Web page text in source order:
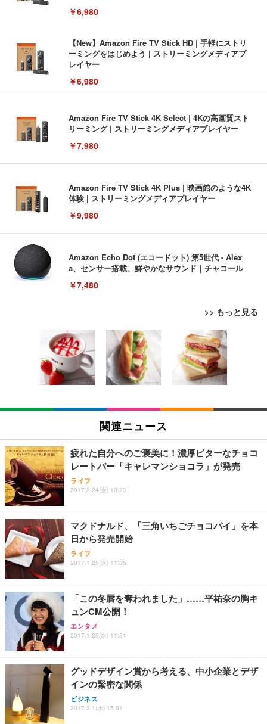
￥6,980
【New】Amazon Fire TV Stick HD | 手軽にストリ
ーミングをはじめよう | ストリーミングメディアプ
レイヤー
￥6,980
Amazon Fire TV Stick 4K Select | 4Kの高画質スト
リーミング | ストリーミングメディアプレイヤー
￥7,980
Amazon Fire TV Stick 4K Plus | 映画館のような4K
体験 | ストリーミングメディアプレイヤー
￥9,980
Amazon Echo Dot (エコードット) 第5世代 - Alex
a、センサー搭載、鮮やかなサウンド｜チャコール
￥7,480
>> もっと見る
[EdoErgo] オフィスチェア 椅子 テレワーク 疲れな
い 跳ね上げ式アームレスト コンパクト 約105度ロッ
キング pc 事務椅子 360度回転 座面昇降 強化ナイロ
ン樹脂ベース 通気性メッシュ 在宅ワーク H-WY01
(黒網+黒枠+黒足)
￥5,699
SIHOO B100 オフィスチェア／デスクチェア メッシ
ュチェア 人間工学 疲れない ブラック
￥27,999
Sezlife オフィスチェア デスクチェア 疲れない テレ
ワーク チェア 強化バックレスト 30度ロッキング機
能 人間工学 椅子 腰サポート 90度跳ね上げ式アーム
務用 おしゃれ パソコンチェア (ブラック)
Sezlife オフィスチェア デスクチェア 疲れない テレ
ワーク チェア 強化バックレスト 30度ロッキング機
能 人間工学 椅子 腰サポート 90度跳ね上げ式アーム
務用 おしゃれ パソコンチェア (ホワイト)
ANDWINT オフィスチェア デスクチェア 肘なし メ
ッシュ 通気性 ランバーサポート付き 腰サポート ガ
ス圧無段階昇降 360度回転 キャスター付き コンパク
EIZO ビジネス向けプレミアムモニター | FlexScan
EV3240X-WT | 31.5型4K UHD・USB Type-C・ホワ
イト
￥105,595
EIZO ビジネス向けプレミアムモニター | FlexScan
￥109,572
【純正品】27"ゲーミングモニター DualSense 充電
フック付き（CFI-ZDM1J）
【整備済み品】Dell E2724HS 27インチ 液晶モニタ
ー フルHD（1920×1080）VA 非光沢 HDMI/DisplayP
ort/VGA スピーカー内蔵 高さ調整 スイベル VESA対
【MiniLED/24.5inch/280Hz/FHD】GRAPHT THE S
HOOTER Gaming Monitor 24” Essential ゲーミン
グモニター QD 24.5インチ 1ms FHD 量子ドット 残
Amazonベーシック ペットシーツ 薄型 レギュラー 1
回使い捨て 無香料 ホワイト 300枚
￥3,373
Amazonベーシック ペットシーツ 厚型 ワイド 42枚
x2袋(84枚) ホワイト(吸収面:ライトブルー)
￥3,234
ネオ・ルーライフ ネオ・オムツ L 中型犬用 26枚入
り 単品
Smart Basic(スマートベーシック) 【Amazon.co.jp
限定】 Smart Basic アイリスオーヤマ ペットシーツ
超厚型 お徳用 ワイド 100枚入 (x 1) (ケース販売)
アイリスオーヤマ ペットシーツ 超厚型 お徳用 レギ
ュラー 200枚入【Amazon.co.jp限定】
関連ニュース
疲れた自分へのご褒美に！濃厚ビターなチョコ
レートバー「キャレマンショコラ」が発売
ライフ
2017.2.24(金) 10:23
マクドナルド、「三角いちごチョコパイ」を本
日から発売開始
ライフ
2017.1.25(水) 11:35
「この冬唇を奪われました」……平祐奈の胸キ
ュンCM公開！
エンタメ
2017.1.25(水) 11:51
グッドデザイン賞から考える、中小企業とデザ
インの緊密な関係
ビジネス
2017.3.1(水) 15:01